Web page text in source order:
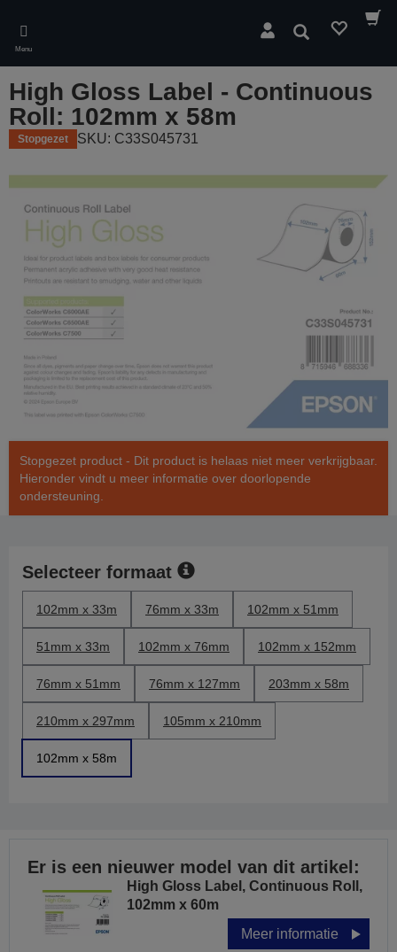
main
content
Menu
Zoeken
High Gloss Label - Continuous
Roll: 102mm x 58m
Stopgezet SKU: C33S045731
Stopgezet product - Dit product is helaas niet meer verkrijgbaar.
Hieronder vindt u meer informatie over doorlopende
ondersteuning.
Selecteer formaat
102mm x 33m 76mm x 33m 102mm x 51mm
51mm x 33m 102mm x 76mm 102mm x 152mm
76mm x 51mm 76mm x 127mm 203mm x 58m
210mm x 297mm 105mm x 210mm
102mm x 58m
Er is een nieuwer model van dit artikel:
High Gloss Label, Continuous Roll,
102mm x 60m
Meer informatie